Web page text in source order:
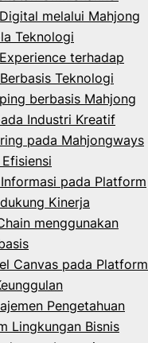
melalui Mahjong
Teknologi
terhadap
Teknologi
berbasis Mahjong
Industri Kreatif
pada Mahjongways
pada Platform
Kinerja
menggunakan
Canvas pada Platform
Pengetahuan
Lingkungan Bisnis